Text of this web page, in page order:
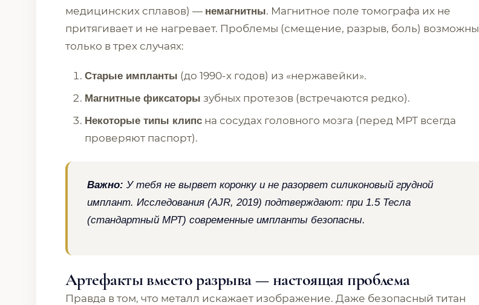
медицинских сплавов) — немагнитны. Магнитное поле томографа их не
притягивает и не нагревает. Проблемы (смещение, разрыв, боль) возможны
только в трех случаях:
Старые импланты (до 1990-х годов) из «нержавейки».
Магнитные фиксаторы зубных протезов (встречаются редко).
Некоторые типы клипс на сосудах головного мозга (перед МРТ всегда
проверяют паспорт).
Важно: У тебя не вырвет коронку и не разорвет силиконовый грудной
имплант. Исследования (AJR, 2019) подтверждают: при 1.5 Тесла
(стандартный МРТ) современные импланты безопасны.
Артефакты вместо разрыва — настоящая проблема
Правда в том, что металл искажает изображение. Даже безопасный титан